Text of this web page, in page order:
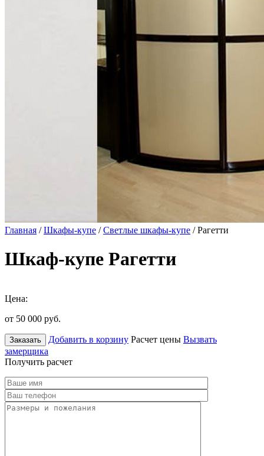
Главная /Шкафы-купе /Светлые шкафы-купе / Рагетти
Шкаф-купе Рагетти
Цена:
от 50 000 руб.
Заказать Добавить в корзину Расчет цены Вызвать
замерщика
Получить расчет